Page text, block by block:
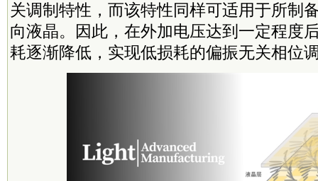
关调制特性，而该特性同样可适用于所制
向液晶。因此，在外加电压达到一定程度
耗逐渐降低，实现低损耗的偏振无关相位